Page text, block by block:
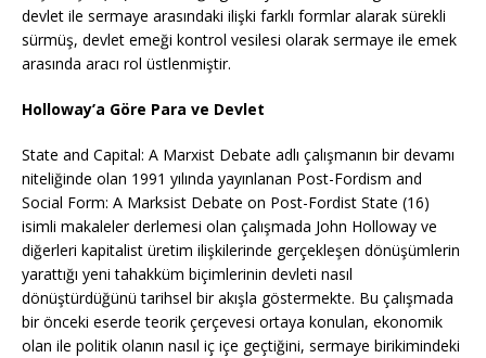
devlet ile sermaye arasındaki ilişki farklı formlar alarak sürekli
sürmüş, devlet emeği kontrol vesilesi olarak sermaye ile emek
arasında aracı rol üstlenmiştir.
Holloway’a Göre Para ve Devlet
State and Capital: A Marxist Debate adlı çalışmanın bir devamı
niteliğinde olan 1991 yılında yayınlanan Post-Fordism and
Social Form: A Marksist Debate on Post-Fordist State (16)
isimli makaleler derlemesi olan çalışmada John Holloway ve
diğerleri kapitalist üretim ilişkilerinde gerçekleşen dönüşümlerin
yarattığı yeni tahakküm biçimlerinin devleti nasıl
dönüştürdüğünü tarihsel bir akışla göstermekte. Bu çalışmada
bir önceki eserde teorik çerçevesi ortaya konulan, ekonomik
olan ile politik olanın nasıl iç içe geçtiğini, sermaye birikimindeki